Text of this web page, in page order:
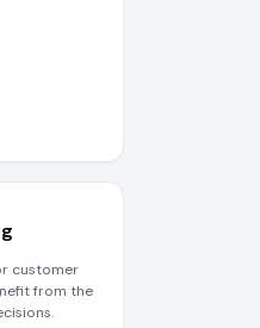
customer
from the